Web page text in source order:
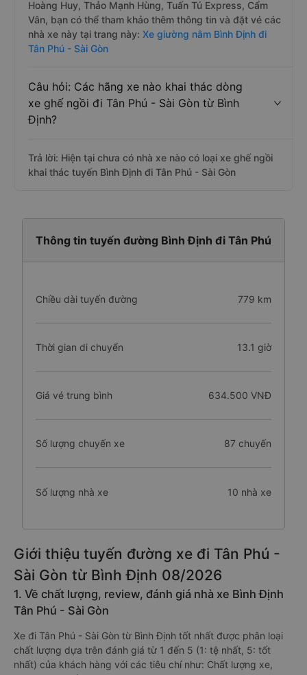
Hoàng Huy, Thảo Mạnh Hùng, Tuấn Tú Express, Cẩm
Vân, bạn có thể tham khảo thêm thông tin và đặt vé các
nhà xe này tại trang này: Xe giường nằm Bình Định đi
Tân Phú - Sài Gòn
Câu hỏi: Các hãng xe nào khai thác dòng
xe ghế ngồi đi Tân Phú - Sài Gòn từ Bình
Định?
Trả lời: Hiện tại chưa có nhà xe nào có loại xe ghế ngồi
khai thác tuyến Bình Định đi Tân Phú - Sài Gòn
Thông tin tuyến đường Bình Định đi Tân Phú
Chiều dài tuyến đường 779 km
Thời gian di chuyển 13.1 giờ
Giá vé trung bình 634.500 VNĐ
Số lượng chuyến xe 87 chuyến
Số lượng nhà xe 10 nhà xe
Giới thiệu tuyến đường xe đi Tân Phú -
Sài Gòn từ Bình Định 08/2026
1. Về chất lượng, review, đánh giá nhà xe Bình Định
Tân Phú - Sài Gòn
Xe đi Tân Phú - Sài Gòn từ Bình Định tốt nhất được phân loại
chất lượng dựa trên đánh giá từ 1 đến 5 (1: tệ nhất, 5: tốt
nhất) của khách hàng với các tiêu chí như: Chất lượng xe,